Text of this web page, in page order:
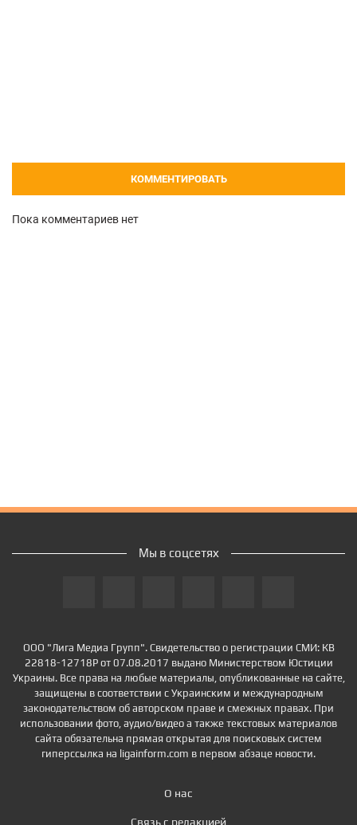
КОММЕНТИРОВАТЬ
Пока комментариев нет
ООО "Лига Медиа Групп". Свидетельство о регистрации СМИ: КВ
22818-12718Р от 07.08.2017 выдано Министерством Юстиции
Украины. Все права на любые материалы, опубликованные на сайте,
защищены в соответствии с Украинским и международным
законодательством об авторском праве и смежных правах. При
использовании фото, аудио/видео а также текстовых материалов
сайта обязательна прямая открытая для поисковых систем
гиперссылка на ligainform.com в первом абзаце новости.
О нас
Связь с редакцией
Мы в соцсетях